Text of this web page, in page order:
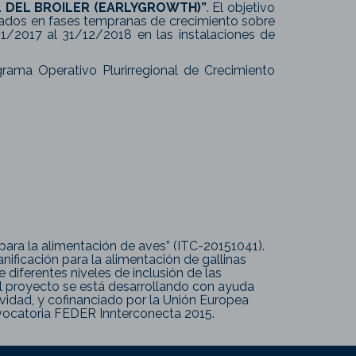
BROILER (EARLYGROWTH)”. El objetivo
en fases tempranas de crecimiento sobre
2017 al 31/12/2018 en las instalaciones de
Operativo Plurirregional de Crecimiento
la alimentación de aves” (ITC-20151041).
para la alimentación de gallinas
niveles de inclusión de las
proyecto se está desarrollando con ayuda
y cofinanciado por la Unión Europea
FEDER Innterconecta 2015.